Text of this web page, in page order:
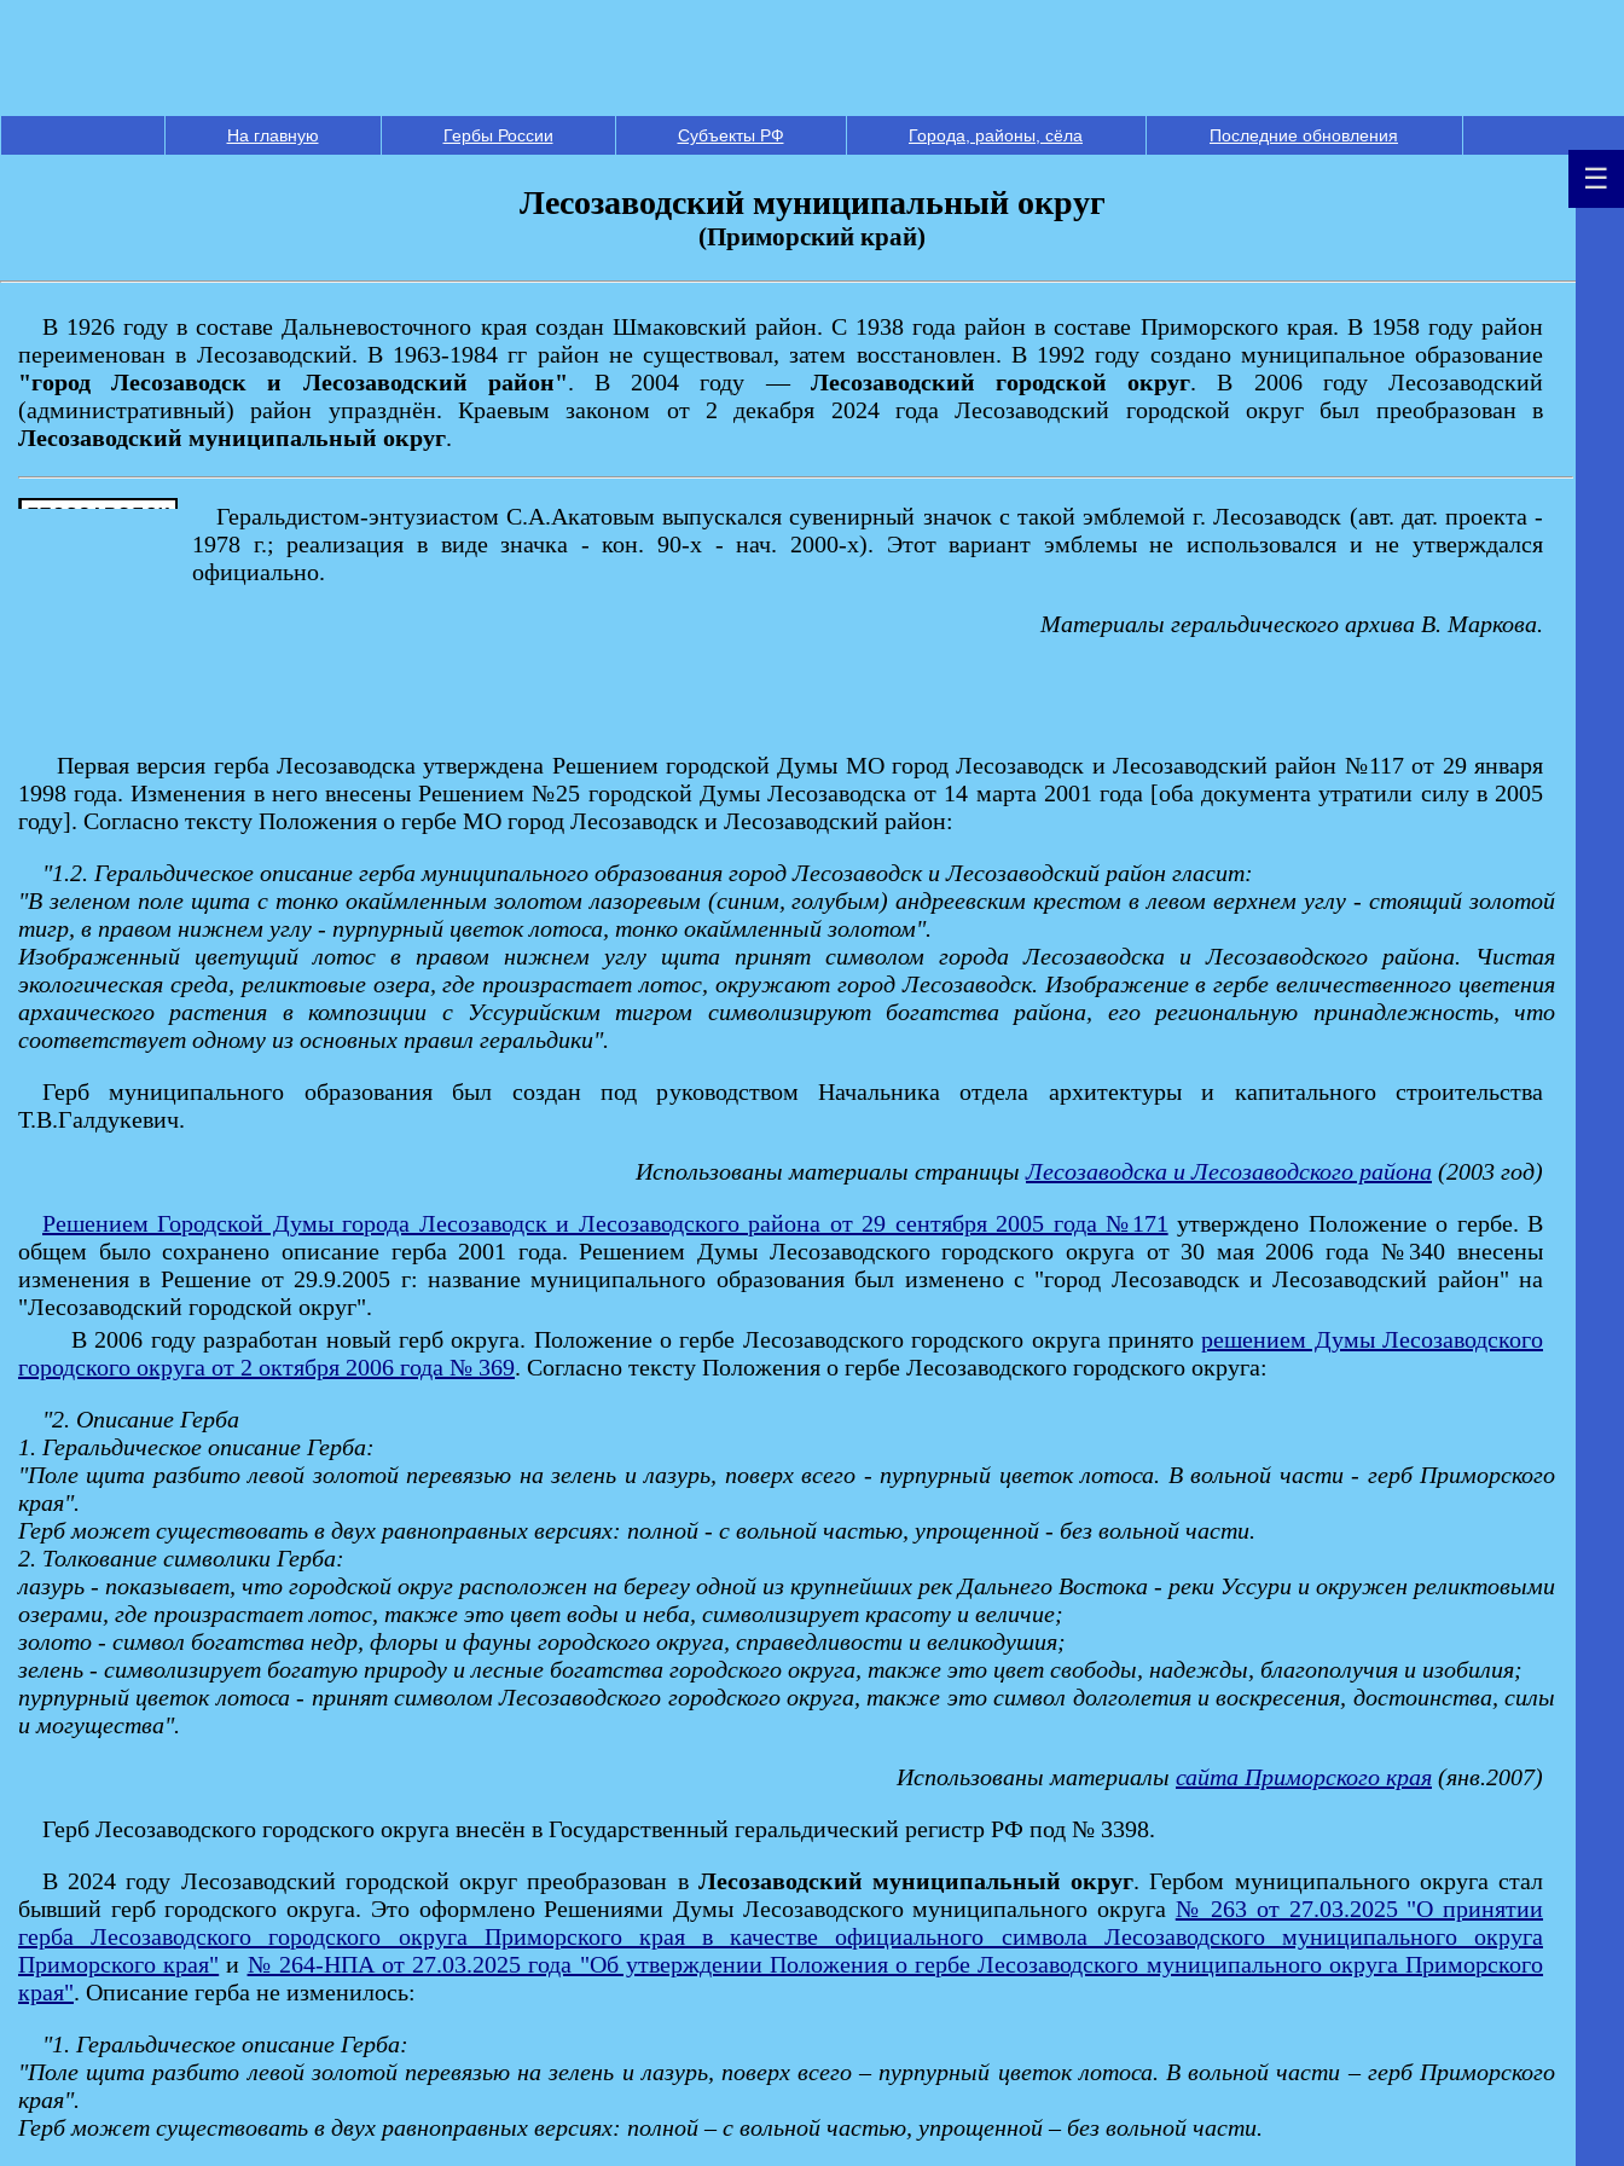
На главную Гербы России Субъекты РФ Города, районы, сёла Последние обновления
Лесозаводский муниципальный округ
(Приморский край)
В 1926 году в составе Дальневосточного края создан Шмаковский район. С 1938 года район в составе Приморского края. В 1958 году район
переименован в Лесозаводский. В 1963-1984 гг район не существовал, затем восстановлен. В 1992 году создано муниципальное образование
"город Лесозаводск и Лесозаводский район". В 2004 году — Лесозаводский городской округ. В 2006 году Лесозаводский
(административный) район упразднён. Краевым законом от 2 декабря 2024 года Лесозаводский городской округ был преобразован в
Лесозаводский муниципальный округ.
Геральдистом-энтузиастом С.А.Акатовым выпускался сувенирный значок с такой эмблемой г. Лесозаводск (авт. дат. проекта -
1978 г.; реализация в виде значка - кон. 90-х - нач. 2000-х). Этот вариант эмблемы не использовался и не утверждался
официально.
Материалы геральдического архива В. Маркова.
Первая версия герба Лесозаводска утверждена Решением городской Думы МО город Лесозаводск и Лесозаводский район №117 от 29 января
1998 года. Изменения в него внесены Решением №25 городской Думы Лесозаводска от 14 марта 2001 года [оба документа утратили силу в 2005
году]. Cогласно тексту Положения о гербе МО город Лесозаводск и Лесозаводский район:
"1.2. Геральдическое описание герба муниципального образования город Лесозаводск и Лесозаводский район гласит:
"В зеленом поле щита с тонко окаймленным золотом лазоревым (синим, голубым) андреевским крестом в левом верхнем углу - стоящий золотой
тигр, в правом нижнем углу - пурпурный цветок лотоса, тонко окаймленный золотом".
Изображенный цветущий лотос в правом нижнем углу щита принят символом города Лесозаводска и Лесозаводского района. Чистая
экологическая среда, реликтовые озера, где произрастает лотос, окружают город Лесозаводск. Изображение в гербе величественного цветения
архаического растения в композиции с Уссурийским тигром символизируют богатства района, его региональную принадлежность, что
соответствует одному из основных правил геральдики".
Герб муниципального образования был создан под руководством Начальника отдела архитектуры и капитального строительства
Т.В.Галдукевич.
Использованы материалы страницыЛесозаводска и Лесозаводского района (2003 год)
Решением Городской Думы города Лесозаводск и Лесозаводского района от 29 сентября 2005 года №171 утверждено Положение о гербе. В
общем было сохранено описание герба 2001 года. Решением Думы Лесозаводского городского округа от 30 мая 2006 года №340 внесены
изменения в Решение от 29.9.2005 г: название муниципального образования был изменено с "город Лесозаводск и Лесозаводский район" на
"Лесозаводский городской округ".
В 2006 году разработан новый герб округа. Положение о гербе Лесозаводского городского округа приняторешением Думы Лесозаводского
городского округа от 2 октября 2006 года № 369. Согласно тексту Положения о гербе Лесозаводского городского округа:
"2. Описание Герба
1. Геральдическое описание Герба:
"Поле щита разбито левой золотой перевязью на зелень и лазурь, поверх всего - пурпурный цветок лотоса. В вольной части - герб Приморского
края".
Герб может существовать в двух равноправных версиях: полной - с вольной частью, упрощенной - без вольной части.
2. Толкование символики Герба:
лазурь - показывает, что городской округ расположен на берегу одной из крупнейших рек Дальнего Востока - реки Уссури и окружен реликтовыми
озерами, где произрастает лотос, также это цвет воды и неба, символизирует красоту и величие;
золото - символ богатства недр, флоры и фауны городского округа, справедливости и великодушия;
зелень - символизирует богатую природу и лесные богатства городского округа, также это цвет свободы, надежды, благополучия и изобилия;
пурпурный цветок лотоса - принят символом Лесозаводского городского округа, также это символ долголетия и воскресения, достоинства, силы
и могущества".
Использованы материалы сайта Приморского края (янв.2007)
Герб Лесозаводского городского округа внесён в Государственный геральдический регистр РФ под № 3398.
В 2024 году Лесозаводский городской округ преобразован в Лесозаводский муниципальный округ. Гербом муниципального округа стал
бывший герб городского округа. Это оформлено Решениями Думы Лесозаводского муниципального округа № 263 от 27.03.2025 "О принятии
герба Лесозаводского городского округа Приморского края в качестве официального символа Лесозаводского муниципального округа
Приморского края" и № 264-НПА от 27.03.2025 года "Об утверждении Положения о гербе Лесозаводского муниципального округа Приморского
края". Описание герба не изменилось:
"1. Геральдическое описание Герба:
"Поле щита разбито левой золотой перевязью на зелень и лазурь, поверх всего – пурпурный цветок лотоса. В вольной части – герб Приморского
края".
Герб может существовать в двух равноправных версиях: полной – с вольной частью, упрощенной – без вольной части.